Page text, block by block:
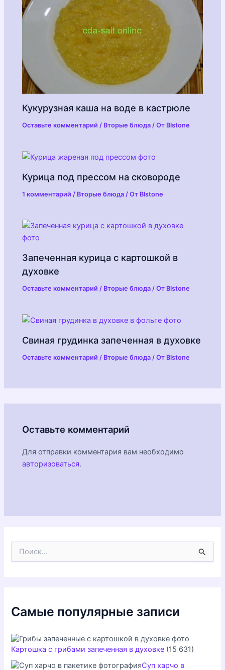
Кукурузная каша на воде в кастрюле
Оставьте комментарий / Вторые блюда / От Blstone
Курица под прессом на сковороде
1 комментарий / Вторые блюда / От Blstone
Запеченная курица с картошкой в
духовке
Оставьте комментарий / Вторые блюда / От Blstone
Свиная грудинка запеченная в духовке
Оставьте комментарий / Вторые блюда / От Blstone
Оставьте комментарий
Для отправки комментария вам необходимо
авторизоваться.
Самые популярные записи
Картошка с грибами запеченная в духовке (15 631)
Суп харчо в